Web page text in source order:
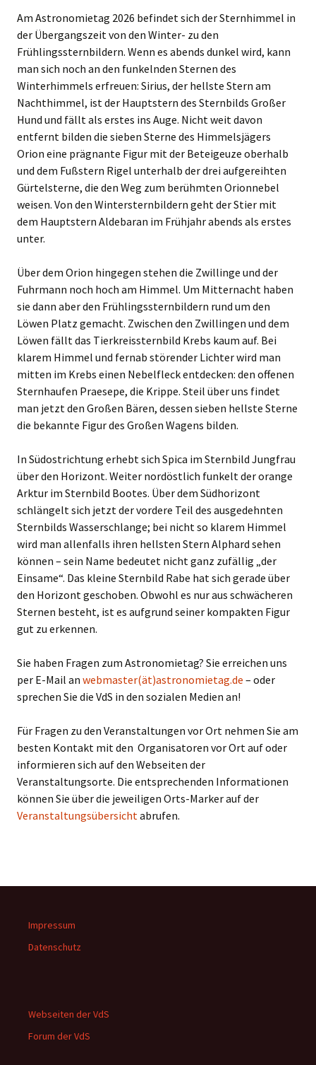
Am Astronomietag 2026 befindet sich der Sternhimmel in
der Übergangszeit von den Winter- zu den
Frühlingssternbildern. Wenn es abends dunkel wird, kann
man sich noch an den funkelnden Sternen des
Winterhimmels erfreuen: Sirius, der hellste Stern am
Nachthimmel, ist der Hauptstern des Sternbilds Großer
Hund und fällt als erstes ins Auge. Nicht weit davon
entfernt bilden die sieben Sterne des Himmelsjägers
Orion eine prägnante Figur mit der Beteigeuze oberhalb
und dem Fußstern Rigel unterhalb der drei aufgereihten
Gürtelsterne, die den Weg zum berühmten Orionnebel
weisen. Von den Wintersternbildern geht der Stier mit
dem Hauptstern Aldebaran im Frühjahr abends als erstes
unter.
Über dem Orion hingegen stehen die Zwillinge und der
Fuhrmann noch hoch am Himmel. Um Mitternacht haben
sie dann aber den Frühlingssternbildern rund um den
Löwen Platz gemacht. Zwischen den Zwillingen und dem
Löwen fällt das Tierkreissternbild Krebs kaum auf. Bei
klarem Himmel und fernab störender Lichter wird man
mitten im Krebs einen Nebelfleck entdecken: den offenen
Sternhaufen Praesepe, die Krippe. Steil über uns findet
man jetzt den Großen Bären, dessen sieben hellste Sterne
die bekannte Figur des Großen Wagens bilden.
In Südostrichtung erhebt sich Spica im Sternbild Jungfrau
über den Horizont. Weiter nordöstlich funkelt der orange
Arktur im Sternbild Bootes. Über dem Südhorizont
schlängelt sich jetzt der vordere Teil des ausgedehnten
Sternbilds Wasserschlange; bei nicht so klarem Himmel
wird man allenfalls ihren hellsten Stern Alphard sehen
können – sein Name bedeutet nicht ganz zufällig „der
Einsame“. Das kleine Sternbild Rabe hat sich gerade über
den Horizont geschoben. Obwohl es nur aus schwächeren
Sternen besteht, ist es aufgrund seiner kompakten Figur
gut zu erkennen.
Sie haben Fragen zum Astronomietag? Sie erreichen uns
per E-Mail anwebmaster(ät)​​​​​astronomietag.de – oder
sprechen Sie die VdS in den sozialen Medien an!
Für Fragen zu den Veranstaltungen vor Ort nehmen Sie am
besten Kontakt mit den Organisatoren vor Ort auf oder
informieren sich auf den Webseiten der
Veranstaltungsorte. Die entsprechenden Informationen
können Sie über die jeweiligen Orts-Marker auf der
Veranstaltungsübersichtabrufen.
Impressum
Datenschutz
Webseiten der VdS
Forum der VdS